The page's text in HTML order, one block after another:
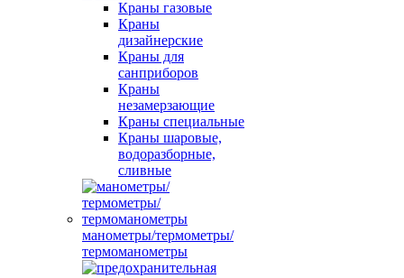
Краны газовые
Краны
дизайнерские
Краны для
санприборов
Краны
незамерзающие
Краны специальные
Краны шаровые,
водоразборные,
сливные
манометры/термометры/
термоманометры